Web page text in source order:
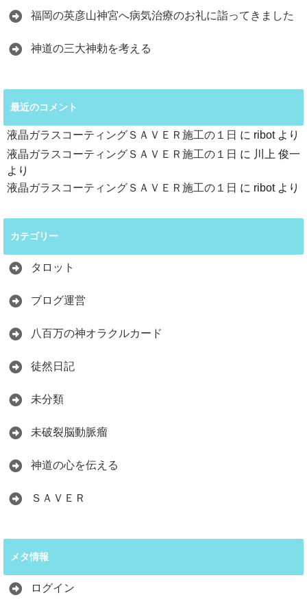
福岡の英彦山神宮へ病気治療のお礼に詣ってきました
神道の三大神勅を考える
最近のコメント
液晶ガラスコーティングＳＡＶＥＲ施工の１日 に ribotより
液晶ガラスコーティングＳＡＶＥＲ施工の１日 に 川上 俊一
より
液晶ガラスコーティングＳＡＶＥＲ施工の１日 に ribotより
カテゴリー
タロット
ブログ運営
八百万の神オラクルカード
徒然日記
未分類
未破裂脳動脈瘤
神道の心を伝える
ＳＡＶＥＲ
メタ情報
ログイン